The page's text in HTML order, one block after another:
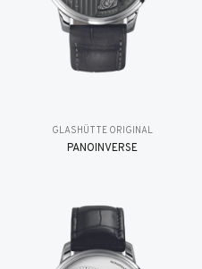
GLASHÜTTE ORIGINAL
PANOINVERSE